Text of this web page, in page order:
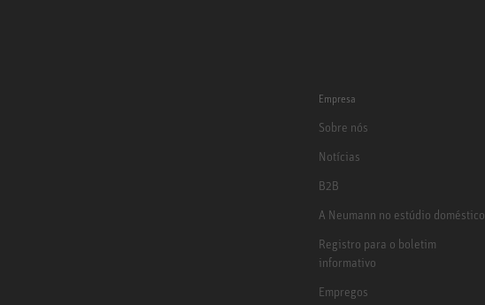
Empresa
Sobre nós
Notícias
B2B
A Neumann no estúdio doméstico
Registro para o boletim
informativo
Empregos